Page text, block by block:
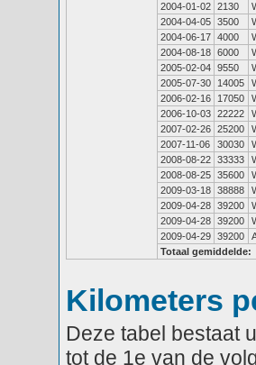
2004-01-02 2130
2004-04-05 3500
2004-06-17 4000
2004-08-18 6000
2005-02-04 9550
2005-07-30
14005
2006-02-16
17050
2006-10-03 22222
2007-02-26 25200
2007-11-06
30030
2008-08-22 33333
2008-08-25 35600
2009-03-18 38888
2009-04-28 39200
2009-04-28 39200
2009-04-29 39200
Totaal gemiddelde:
Kilometers
Deze tabel bestaat
tot de 1e van de